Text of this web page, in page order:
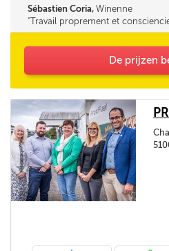
Sébastien Coria, Winenne
Travail proprement et
De prijzen